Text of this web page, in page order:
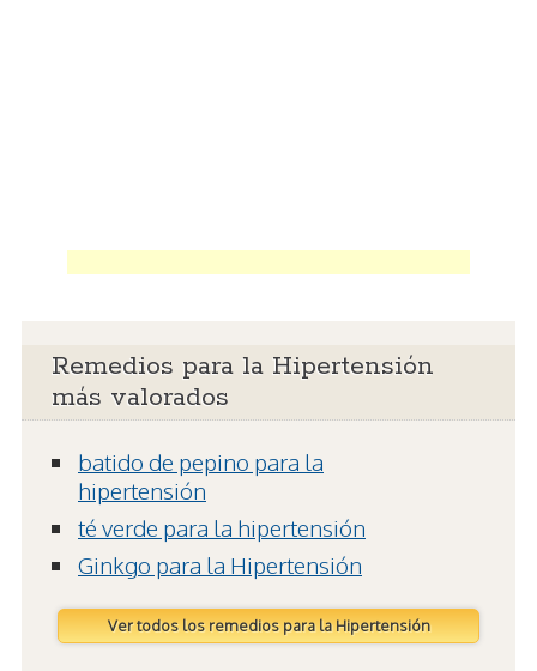
Remedios para la Hipertensión
más valorados
batido de pepino para la
hipertensión
té verde para la hipertensión
Ginkgo para la Hipertensión
Ver todos los remedios para la Hipertensión